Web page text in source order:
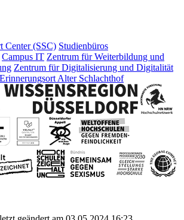
Center (SSC) Studienbüros
Campus IT Zentrum für Weiterbildung und
Zentrum für Digitalisierung und Digitalität
Erinnerungsort Alter Schlachthof